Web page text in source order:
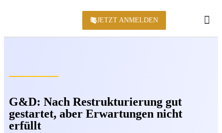
JETZT ANMELDEN
G&D: Nach Restrukturierung gut
gestartet, aber Erwartungen nicht
erfüllt